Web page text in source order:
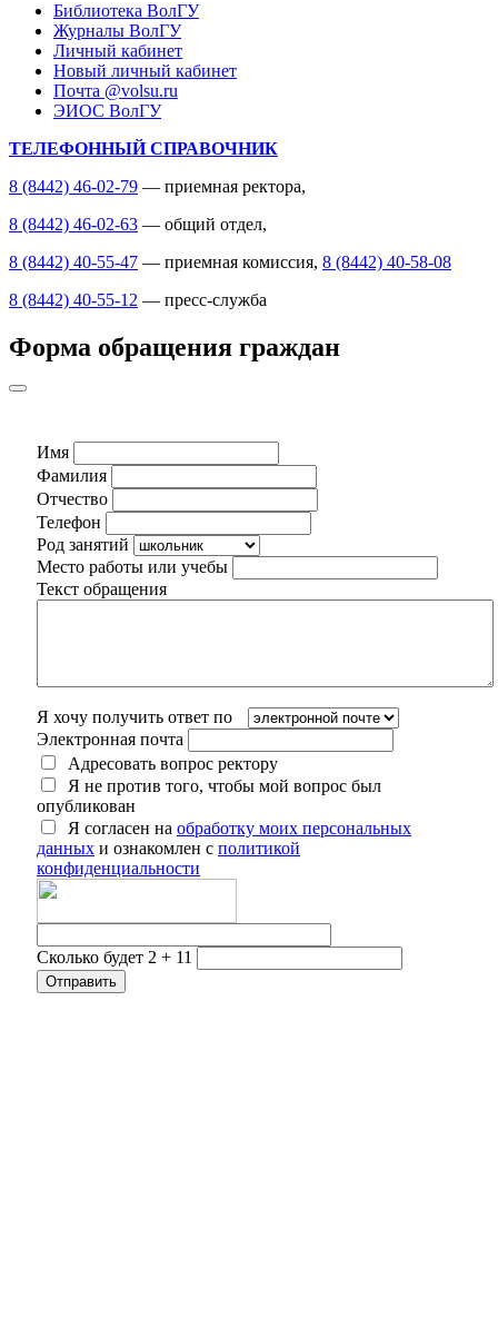
Библиотека ВолГУ
Журналы ВолГУ
Личный кабинет
Новый личный кабинет
Почта @volsu.ru
ЭИОС ВолГУ
ТЕЛЕФОННЫЙ СПРАВОЧНИК
8 (8442) 46-02-79 — приемная ректора,
8 (8442) 46-02-63 — общий отдел,
8 (8442) 40-55-47 — приемная комиссия, 8 (8442) 40-58-08
8 (8442) 40-55-12 — пресс-служба
Форма обращения граждан
Имя
Фамилия
Отчество
Телефон
Род занятий
Место работы или учебы
Текст обращения
Я хочу получить ответ по
Электронная почта
Адресовать вопрос ректору
Я не против того, чтобы мой вопрос был
опубликован
Я согласен на обработку моих персональных
данных и ознакомлен с политикой
конфиденциальности
Сколько будет 2 + 11